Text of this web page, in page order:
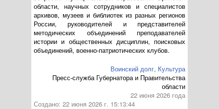
области, научных сотрудников и специалистов
архивов, музеев и библиотек из разных регионов
России, руководителей и представителей
методических объединений преподавателей
истории и общественных дисциплин, поисковых
объединений, военно-патриотических клубов.
Воинский долг, Культура
Пресс-служба Губернатора и Правительства
области
22 июня 2026 года
Создано: 22 июня 2026 г. 15:13:44